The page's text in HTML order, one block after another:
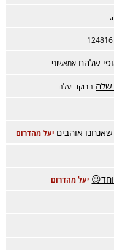
124816
שלהם אמאשוני
הבוקר יעלה
אוהבים יעל מהדרום
יעל מהדרום